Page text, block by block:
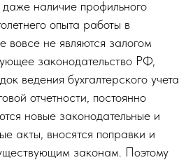
наличие профильного
опыта работы в
вовсе не являются залогом
законодательство РФ,
ведения бухгалтерского учета
отчетности, постоянно
новые законодательные и
акты, вносятся поправки и
законам. Поэтому